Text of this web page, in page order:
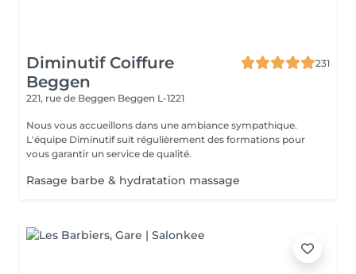
Diminutif Coiffure
Beggen
231
221, rue de Beggen Beggen L-1221
Nous vous accueillons dans une ambiance sympathique.
L'équipe Diminutif suit régulièrement des formations pour
vous garantir un service de qualité.
Rasage barbe & hydratation massage